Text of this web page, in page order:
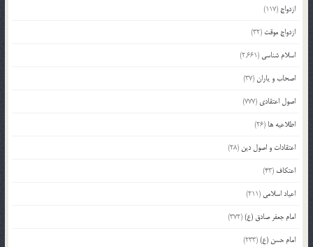
ازدواج (117)
ازدواج موقت (32)
اسلام شناسی (2,661)
اصحاب و یاران (37)
اصول اعتقادی (777)
اطلاعیه ها (26)
اعتقادات و اصول دین (28)
اعتکاف (43)
اعیاد اسلامی (211)
امام جعفر صادق (ع)(372)
امام حسن (ع)(233)